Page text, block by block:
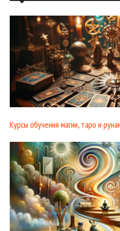
Курсы обучения магии, таро и